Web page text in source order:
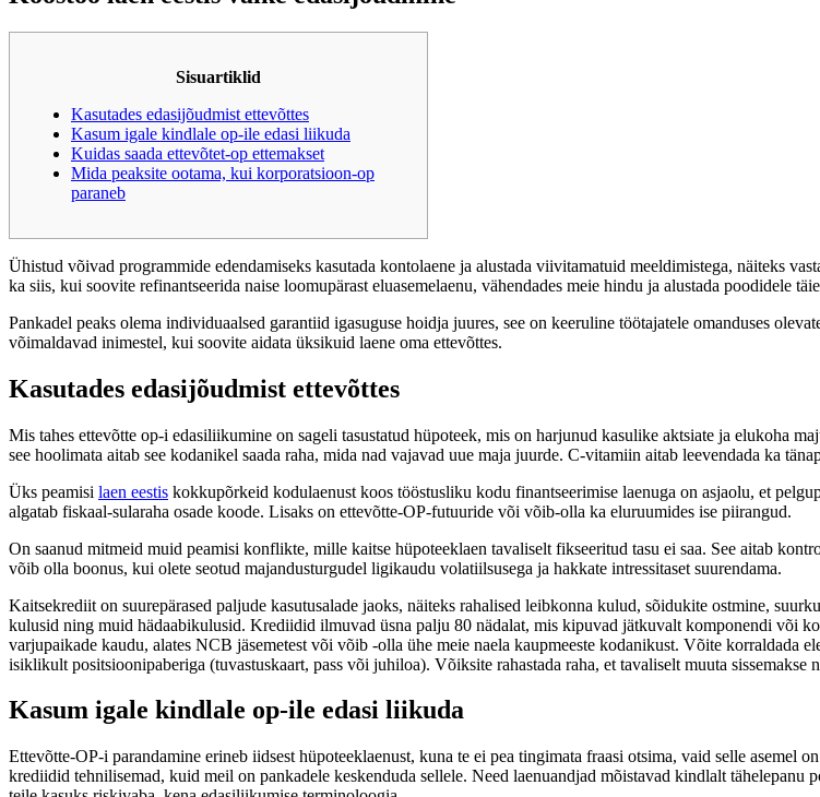
Sisuartiklid
Kasutades edasijõudmist ettevõttes
Kasum igale kindlale op-ile edasi liikuda
Kuidas saada ettevõtet-op ettemakset
Mida peaksite ootama, kui korporatsioon-op
paraneb
Ühistud võivad programmide edendamiseks kasutada kontolaene ja alustada viivitamatuid meeldimistega, näiteks
ka siis, kui soovite refinantseerida naise loomupärast eluasemelaenu, vähendades meie hindu ja alustada poodidele
Pankadel peaks olema individuaalsed garantiid igasuguse hoidja juures, see on keeruline töötajatele omanduses
võimaldavad inimestel, kui soovite aidata üksikuid laene oma ettevõttes.
Kasutades edasijõudmist ettevõttes
Mis tahes ettevõtte op-i edasiliikumine on sageli tasustatud hüpoteek, mis on harjunud kasulike aktsiate ja elukoha
see hoolimata aitab see kodanikel saada raha, mida nad vajavad uue maja juurde. C-vitamiin aitab leevendada ka
Üks peamisi laen eestis kokkupõrkeid kodulaenust koos tööstusliku kodu finantseerimise laenuga on asjaolu, et
algatab fiskaal-sularaha osade koode. Lisaks on ettevõtte-OP-futuuride või võib-olla ka eluruumides ise piirangud.
On saanud mitmeid muid peamisi konflikte, mille kaitse hüpoteeklaen tavaliselt fikseeritud tasu ei saa. See aitab
võib olla boonus, kui olete seotud majandusturgudel ligikaudu volatiilsusega ja hakkate intressitaset suurendama.
Kaitsekrediit on suurepärased paljude kasutusalade jaoks, näiteks rahalised leibkonna kulud, sõidukite ostmine,
kulusid ning muid hädaabikulusid. Krediidid ilmuvad üsna palju 80 nädalat, mis kipuvad jätkuvalt komponendi või
varjupaikade kaudu, alates NCB jäsemetest või võib -olla ühe meie naela kaupmeeste kodanikust. Võite
isiklikult positsioonipaberiga (tuvastuskaart, pass või juhiloa). Võiksite rahastada raha, et tavaliselt muuta sissemakse
Kasum igale kindlale op-ile edasi liikuda
Ettevõtte-OP-i parandamine erineb iidsest hüpoteeklaenust, kuna te ei pea tingimata fraasi otsima, vaid selle asemel
krediidid tehnilisemad, kuid meil on pankadele keskenduda sellele. Need laenuandjad mõistavad kindlalt tähelepanu